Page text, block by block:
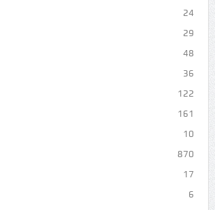
24
29
48
36
122
161
10
870
17
6